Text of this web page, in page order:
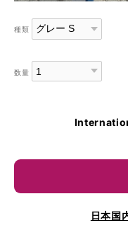
種類
数量
日本国